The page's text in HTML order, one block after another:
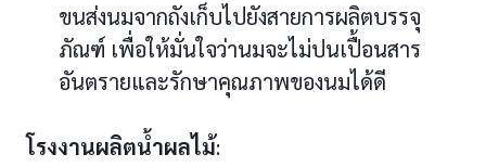
ขนส่งนมจากถังเก็บไปยังสายการผลิตบรรจุ
ภัณฑ์ เพื่อให้มั่นใจว่านมจะไม่ปนเปื้อนสาร
อันตรายและรักษาคุณภาพของนมได้ดี
โรงงานผลิตน้ำผลไม้: